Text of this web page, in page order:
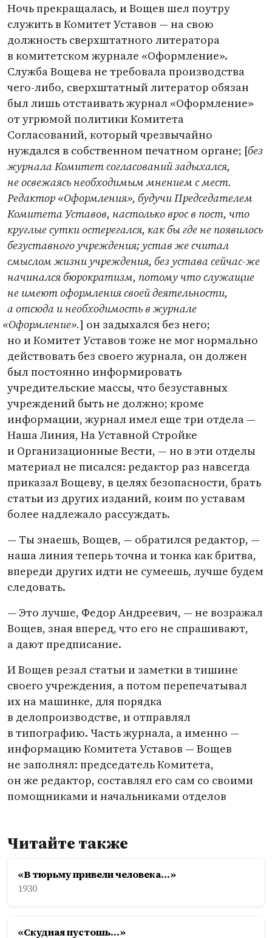
Ночь прекращалась, и Вощев шел поутру
служить в Комитет Уставов — на свою
должность сверхштатного литератора
в комитетском журнале «Оформление».
Служба Вощева не требовала производства
чего-либо, сверхштатный литератор обязан
был лишь отстаивать журнал «Оформление»
от угрюмой политики Комитета
Согласований, который чрезвычайно
нуждался в собственном печатном органе; [без
журнала Комитет согласований задыхался,
не освежаясь необходимым мнением с мест.
Редактор «Оформления», будучи Председателем
Комитета Уставов, настолько врос в пост, что
круглые сутки остерегался, как бы где не появилось
безуставного учреждения; устав же считал
смыслом жизни учреждения, без устава сейчас-же
начинался бюрократизм, потому что служащие
не имеют оформления своей деятельности,
а отсюда и необходимость в журнале
«Оформление».] он задыхался без него;
но и Комитет Уставов тоже не мог нормально
действовать без своего журнала, он должен
был постоянно информировать
учредительские массы, что безуставных
учреждений быть не должно; кроме
информации, журнал имел еще три отдела —
Наша Линия, На Уставной Стройке
и Организационные Вести, — но в эти отделы
материал не писался: редактор раз навсегда
приказал Вощеву, в целях безопасности, брать
статьи из других изданий, коим по уставам
более надлежало рассуждать.
— Ты знаешь, Вощев, — обратился редактор, —
наша линия теперь точна и тонка как бритва,
впереди других идти не сумеешь, лучше будем
следовать.
— Это лучше, Федор Андреевич, — не возражал
Вощев, зная вперед, что его не спрашивают,
а дают предписание.
И Вощев резал статьи и заметки в тишине
своего учреждения, а потом перепечатывал
их на машинке, для порядка
в делопроизводстве, и отправлял
в типографию. Часть журнала, а именно —
информацию Комитета Уставов — Вощев
не заполнял: председатель Комитета,
он же редактор, составлял его сам со своими
помощниками и начальниками отделов
Читайте также
«В тюрьму привели человека...»
1930
«Скудная пустошь...»